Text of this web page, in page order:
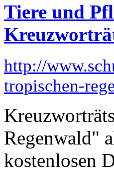
Tiere und
http://
tropischen-
Regenwald"
kostenlosen